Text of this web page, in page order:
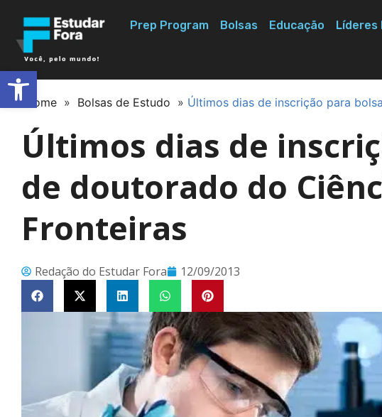
Prep Program Bolsas Educação Líderes
Home » Bolsas de Estudo » Últimos dias de inscrição para
Últimos dias de
de doutorado do
Fronteiras
Redação do Estudar Fora 12/09/2013
Abrir a barra de ferramentas